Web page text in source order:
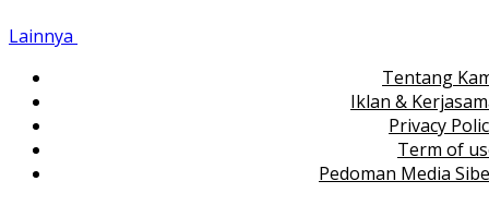
Lainnya
Tentang
Iklan &
Privacy
Term of
Pedoman Media